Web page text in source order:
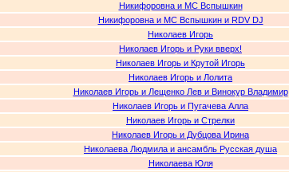
Никифоровна и MC Вспышкин
Никифоровна и MC Вспышкин и RDV DJ
Николаев Игорь
Николаев Игорь и Руки вверх!
Николаев Игорь и Крутой Игорь
Николаев Игорь и Лолита
Николаев Игорь и Лещенко Лев и Винокур Владимир
Николаев Игорь и Пугачева Алла
Николаев Игорь и Стрелки
Николаев Игорь и Дубцова Ирина
Николаева Людмила и ансамбль Русская душа
Николаева Юля